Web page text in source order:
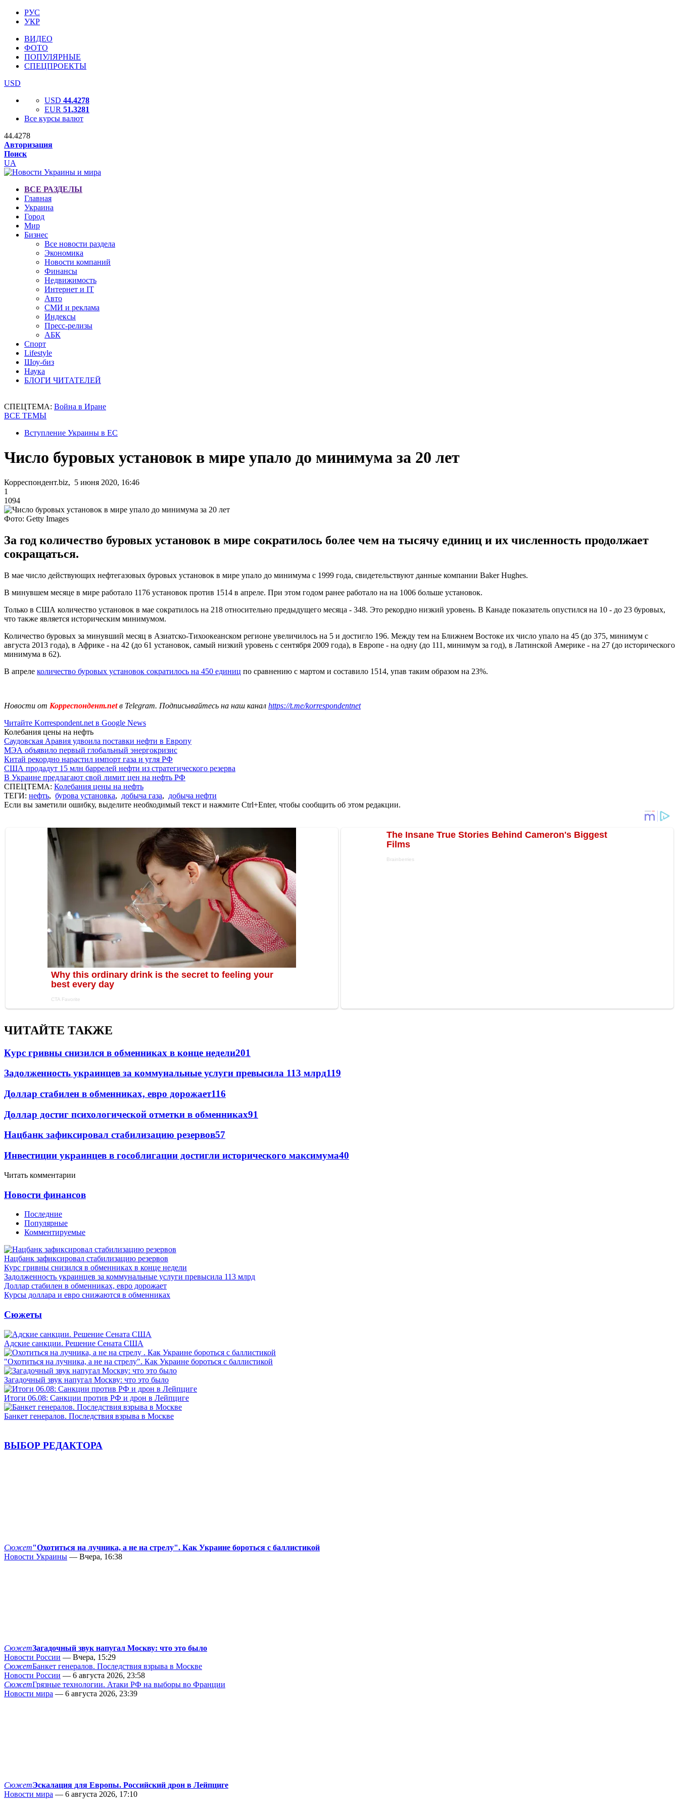
РУС
УКР
ВИДЕО
ФОТО
ПОПУЛЯРНЫЕ
СПЕЦПРОЕКТЫ
USD
USD 44.4278
EUR 51.3281
Все курсы валют
44.4278
Авторизация
Поиск
UA
ВСЕ РАЗДЕЛЫ
Главная
Украина
Город
Мир
Бизнес
Все новости раздела
Экономика
Новости компаний
Финансы
Недвижимость
Интернет и IT
Авто
СМИ и реклама
Индексы
Пресс-релизы
АБК
Спорт
Lifestyle
Шоу-биз
Наука
БЛОГИ ЧИТАТЕЛЕЙ
СПЕЦТЕМА: Война в Иране
ВСЕ ТЕМЫ
Вступление Украины в ЕС
Число буровых установок в мире упало до минимума за 20 лет
Корреспондент.biz, 5 июня 2020, 16:46
1
1094
Фото: Getty Images
За год количество буровых установок в мире сократилось более чем на тысячу единиц и их численность продолжает
сокращаться.
В мае число действующих нефтегазовых буровых установок в мире упало до минимума с 1999 года, свидетельствуют данные компании Baker Hughes.
В минувшем месяце в мире работало 1176 установок против 1514 в апреле. При этом годом ранее работало на на 1006 больше установок.
Только в США количество установок в мае сократилось на 218 относительно предыдущего месяца - 348. Это рекордно низкий уровень. В Канаде показатель опустился на 10 - до 23 буровых,
что также является историческим минимумом.
Количество буровых за минувший месяц в Азиатско-Тихоокеанском регионе увеличилось на 5 и достигло 196. Между тем на Ближнем Востоке их число упало на 45 (до 375, минимум с
августа 2013 года), в Африке - на 42 (до 61 установок, самый низкий уровень с сентября 2009 года), в Европе - на одну (до 111, минимум за год), в Латинской Америке - на 27 (до исторического
минимума в 62).
В апреле количество буровых установок сократилось на 450 единиц по сравнению с мартом и составило 1514, упав таким образом на 23%.
Новости от Корреспондент.netв Telegram. Подписывайтесь на наш канал https://t.me/korrespondentnet
Читайте Korrespondent.net в Google News
Колебания цены на нефть
Саудовская Аравия удвоила поставки нефти в Европу
МЭА объявило первый глобальный энергокризис
Китай рекордно нарастил импорт газа и угля РФ
США продадут 15 млн баррелей нефти из стратегического резерва
В Украине предлагают свой лимит цен на нефть РФ
СПЕЦТЕМА: Колебания цены на нефть
ТЕГИ: нефть, бурова установка, добыча газа, добыча нефти
Если вы заметили ошибку, выделите необходимый текст и нажмите Ctrl+Enter, чтобы сообщить об этом редакции.
ЧИТАЙТЕ ТАКЖЕ
Курс гривны снизился в обменниках в конце недели201
Задолженность украинцев за коммунальные услуги превысила 113 млрд119
Доллар стабилен в обменниках, евро дорожает116
Доллар достиг психологической отметки в обменниках91
Нацбанк зафиксировал стабилизацию резервов57
Инвестиции украинцев в гособлигации достигли исторического максимума40
Читать комментарии
Новости финансов
Последние
Популярные
Комментируемые
Нацбанк зафиксировал стабилизацию резервов
Курс гривны снизился в обменниках в конце недели
Задолженность украинцев за коммунальные услуги превысила 113 млрд
Доллар стабилен в обменниках, евро дорожает
Курсы доллара и евро снижаются в обменниках
Сюжеты
Адские санкции. Решение Сената США
"Охотиться на лучника, а не на стрелу". Как Украине бороться с баллистикой
Загадочный звук напугал Москву: что это было
Итоги 06.08: Санкции против РФ и дрон в Лейпциге
Банкет генералов. Последствия взрыва в Москве
ВЫБОР РЕДАКТОРА
Сюжет"Охотиться на лучника, а не на стрелу". Как Украине бороться с баллистикой
Новости Украины — Вчера, 16:38
СюжетЗагадочный звук напугал Москву: что это было
Новости России — Вчера, 15:29
СюжетБанкет генералов. Последствия взрыва в Москве
Новости России — 6 августа 2026, 23:58
СюжетГрязные технологии. Атаки РФ на выборы во Франции
Новости мира — 6 августа 2026, 23:39
СюжетЭскалация для Европы. Российский дрон в Лейпциге
Новости мира — 6 августа 2026, 17:10